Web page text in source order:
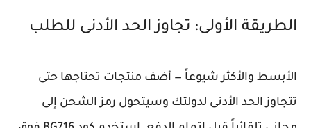
الطريقة الأولى: تجاوز الحد الأدنى للطلب
الأبسط والأكثر شيوعاً — أضف منتجات تحتاجها حتى
تتجاوز الحد الأدنى لدولتك وسيتحول رمز الشحن إلى